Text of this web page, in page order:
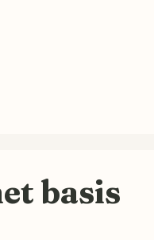
basis